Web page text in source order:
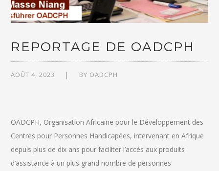
REPORTAGE DE OADCPH
AOÛT 4, 2023 BY OADCPH
OADCPH, Organisation Africaine pour le Développement des
Centres pour Personnes Handicapées, intervenant en Afrique
depuis plus de dix ans pour faciliter l’accès aux produits
d’assistance à un plus grand nombre de personnes